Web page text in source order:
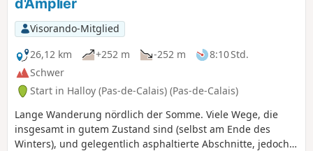
sind in gutem Zustand, aber manchmal sehr
grasbewachsen. Änderung der Route im Mai 2024, da der
Weg zwischen dem Friedhof und der Kirche derzeit
gesperrt ist.
d'Amplier
Visorando-Mitglied
26,12 km
+252 m -252 m
8:10 Std.
Schwer
Start in Halloy (Pas-de-Calais) (Pas-de-Calais)
Lange Wanderung nördlich der Somme. Viele Wege, die
insgesamt in gutem Zustand sind (selbst am Ende des
Winters), und gelegentlich asphaltierte Abschnitte, jedoch